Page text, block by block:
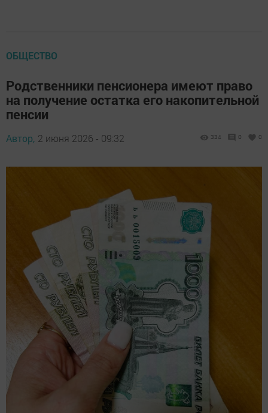
ОБЩЕСТВО
Родственники пенсионера имеют право
на получение остатка его накопительной
пенсии
Автор, 2 июня 2026 - 09:32 334 0 0